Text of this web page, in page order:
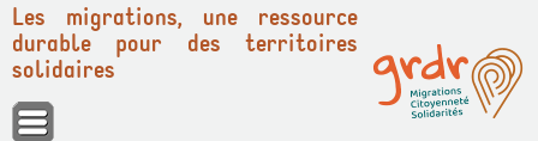
Panneau de gestion des cookies
Les migrations, une ressource
durable pour des territoires
solidaires